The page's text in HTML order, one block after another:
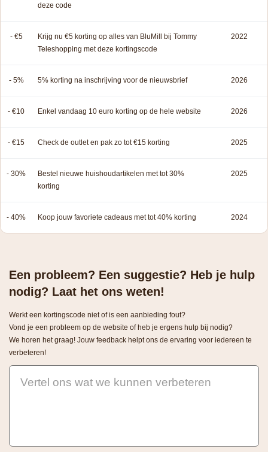
deze code
- €5
Krijg nu €5 korting op alles van BluMill bij Tommy
Teleshopping met deze kortingscode
2022
- 5% 5% korting na inschrijving voor de nieuwsbrief 2026
- €10 Enkel vandaag 10 euro korting op de hele website 2026
- €15 Check de outlet en pak zo tot €15 korting 2025
- 30%
Bestel nieuwe huishoudartikelen met tot 30%
korting
2025
- 40% Koop jouw favoriete cadeaus met tot 40% korting 2024
Een probleem? Een suggestie? Heb je hulp
nodig? Laat het ons weten!
Werkt een kortingscode niet of is een aanbieding fout?
Vond je een probleem op de website of heb je ergens hulp bij nodig?
We horen het graag! Jouw feedback helpt ons de ervaring voor iedereen te
verbeteren!
Vertel ons wat we kunnen verbeteren